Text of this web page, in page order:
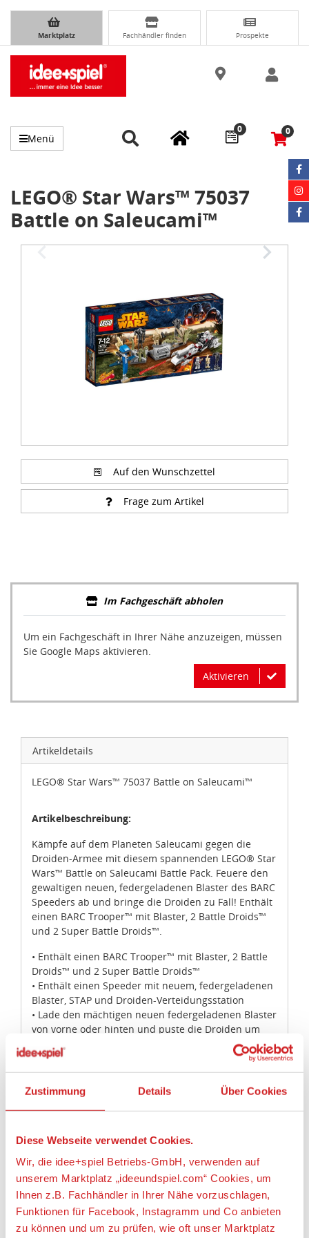
Zustimmung Details Über Cookies
Diese Webseite verwendet Cookies.
Wir, die idee+spiel Betriebs-GmbH, verwenden auf
unserem Marktplatz „ideeundspiel.com“ Cookies, um
Ihnen z.B. Fachhändler in Ihrer Nähe vorzuschlagen,
Funktionen für Facebook, Instagramm und Co anbieten
zu können und um zu prüfen, wie oft unser Marktplatz
Marktplatz Fachhändler finden Prospekte
Menü
0 0
LEGO® Star Wars™ 75037
Battle on Saleucami™
Auf den Wunschzettel
Frage zum Artikel
Im Fachgeschäft abholen
Um ein Fachgeschäft in Ihrer Nähe anzuzeigen, müssen
Sie Google Maps aktivieren.
Aktivieren
Artikeldetails
LEGO® Star Wars™ 75037 Battle on Saleucami™
Artikelbeschreibung:
Kämpfe auf dem Planeten Saleucami gegen die
Droiden-Armee mit diesem spannenden LEGO® Star
Wars™ Battle on Saleucami Battle Pack. Feuere den
gewaltigen neuen, federgeladenen Blaster des BARC
Speeders ab und bringe die Droiden zu Fall! Enthält
einen BARC Trooper™ mit Blaster, 2 Battle Droids™
und 2 Super Battle Droids™.
• Enthält einen BARC Trooper™ mit Blaster, 2 Battle
Droids™ und 2 Super Battle Droids™
• Enthält einen Speeder mit neuem, federgeladenen
Blaster, STAP und Droiden-Verteidungsstation
• Lade den mächtigen neuen federgeladenen Blaster
von vorne oder hinten und puste die Droiden um
• Der Speeder ist über 4 cm hoch, 13 cm lang und 6
cm breit
• Die STAP ist 9 cm hoch, 6 cm breit und 5 cm tief
• Die Droiden-Verteidigungsstation ist über 6 cm
hoch, 11 cm breit und 5 cm tief
• Kombiniere dieses Setmit den Battle Packs 75035
für noch größere Schlachten
Artikeleigenschaften:
Anzahl Teile
178